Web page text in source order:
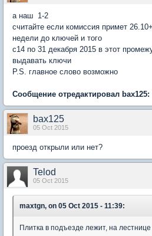
а наш 1-2
считайте если комиссия примет
недели до ключей и того
с14 по 31 декабря 2015 в этот
выдавать ключи
P.S. главное слово возможно
Сообщение отредактировал bax125:
bax125
05 Oct 2015
проезд открыли или нет?
Telod
05 Oct 2015
maxtgn, on 05 Oct 2015 - 11:39:
Плитка в подъезде лежит, на лестнице